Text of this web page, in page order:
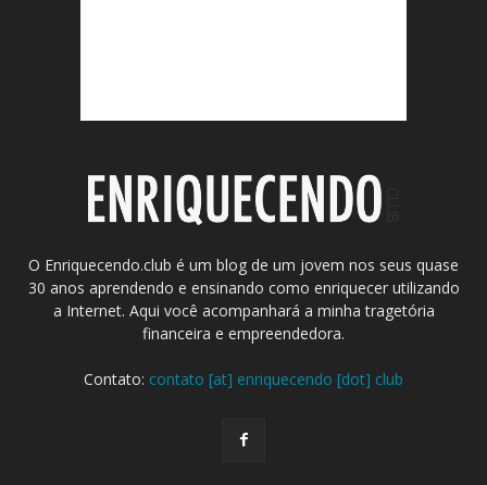
O Enriquecendo.club é um blog de um jovem nos seus quase
30 anos aprendendo e ensinando como enriquecer utilizando
a Internet. Aqui você acompanhará a minha tragetória
financeira e empreendedora.
Contato: contato [at] enriquecendo [dot] club